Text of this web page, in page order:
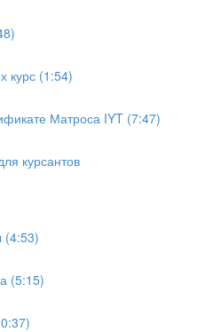
курс (1:54)
Матроса IYT (7:47)
курсантов
(4:53)
(5:15)